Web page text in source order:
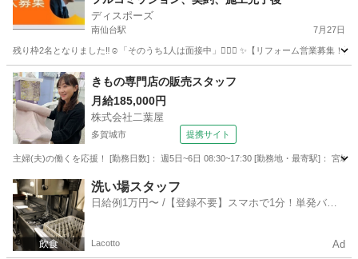
ディスポーズ
南仙台駅 7月27日
残り枠2名となりました‼︎☺️「そのうち1人は面接中」🙇🏻‍♂️ ✨【リフォーム営業募集！
宮城 仙台市 南仙台駅 営業 やる気
きもの専門店の販売スタッフ
月給185,000円
株式会社二葉屋
多賀城市 提携サイト
主婦(夫)の働くを応援！ [勤務日数]： 週5日~6日 08:30~17:30 [勤務地・最寄駅]： 宮
宮城 多賀城市 アパレル
洗い場スタッフ
日給例1万円〜 /【登録不要】スマホで1分！単発バイ
Lacotto Ad